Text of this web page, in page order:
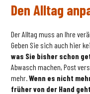
Den Alltag
Der Alltag muss an Ihre
Geben Sie sich auch hier
was Sie bisher schon
Abwasch machen, Post
mehr.Wenn es nicht
früher von der Hand